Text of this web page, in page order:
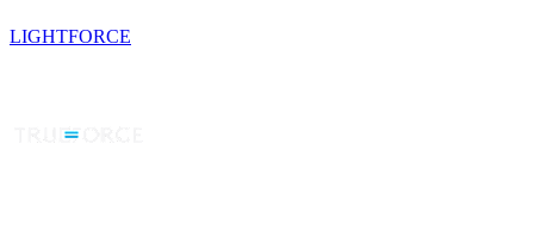
LIGHTFORCE